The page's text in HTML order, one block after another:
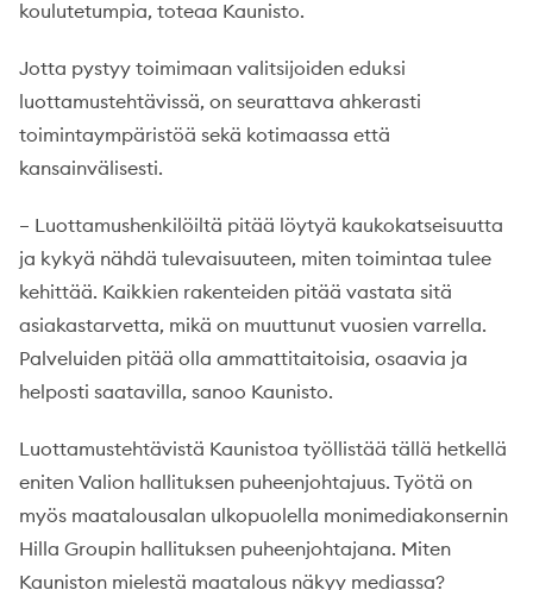
koulutetumpia, toteaa Kaunisto.
Jotta pystyy toimimaan valitsijoiden eduksi
luottamustehtävissä, on seurattava ahkerasti
toimintaympäristöä sekä kotimaassa että
kansainvälisesti.
– Luottamushenkilöiltä pitää löytyä kaukokatseisuutta
ja kykyä nähdä tulevaisuuteen, miten toimintaa tulee
kehittää. Kaikkien rakenteiden pitää vastata sitä
asiakastarvetta, mikä on muuttunut vuosien varrella.
Palveluiden pitää olla ammattitaitoisia, osaavia ja
helposti saatavilla, sanoo Kaunisto.
Luottamustehtävistä Kaunistoa työllistää tällä hetkellä
eniten Valion hallituksen puheenjohtajuus. Työtä on
myös maatalousalan ulkopuolella monimediakonsernin
Hilla Groupin hallituksen puheenjohtajana. Miten
Kauniston mielestä maatalous näkyy mediassa?